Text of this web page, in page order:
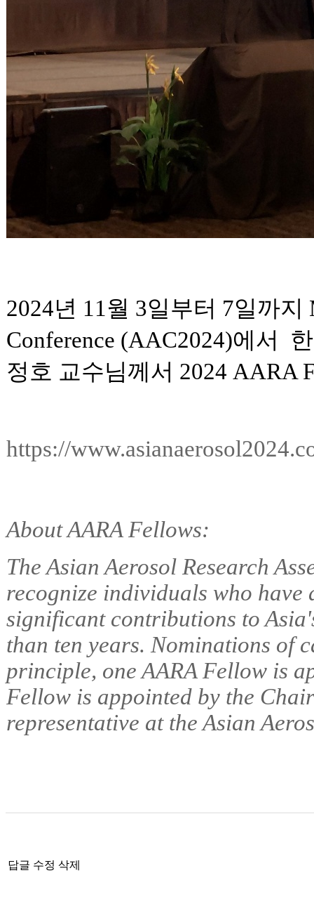
2024년 11월 3일부터 7일까지
Conference (AAC2024)에서
정호 교수님께서 2024 AARA
https://
About AARA Fellows:
The Asian Aerosol Research
recognize individuals who have
significant contributions to
than ten years. Nominations of
principle, one AARA Fellow is
Fellow is appointed by the
representative at the Asian
답글 수정 삭제